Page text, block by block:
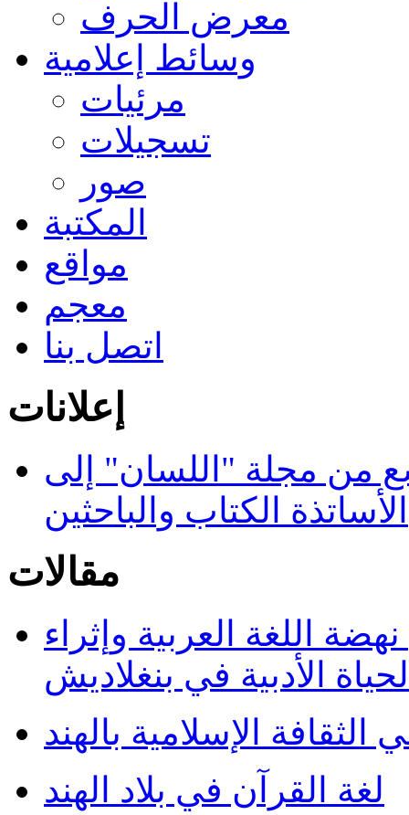
معرض الحرف
وسائط إعلامية
مرئيات
تسجيلات
صور
المكتبة
مواقع
معجم
اتصل بنا
إعلانات
من مجلة "اللسان" إلى
الأساتذة الكتاب والباحثين
مقالات
اللغة العربية وإثراء
الأدبية في بنغلاديش
الثقافة الإسلامية بالهند
لغة القرآن في بلاد الهند